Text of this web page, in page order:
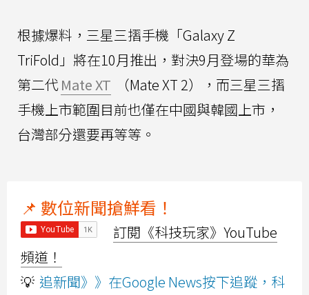
根據爆料，三星三摺手機「Galaxy Z
TriFold」將在10月推出，對決9月登場的華為
第二代Mate XT
（Mate XT 2），而三星三摺
手機上市範圍目前也僅在中國與韓國上市，
台灣部分還要再等等。
📌 數位新聞搶鮮看！
訂閱《科技玩家》YouTube
頻道！
💡 追新聞》》在Google News按下追蹤，科